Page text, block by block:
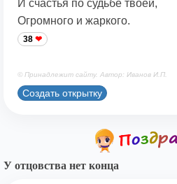
И счастья по судьбе твоей,
Огромного и жаркого.
38
© Принадлежит сайту. Автор: Иванов И.П.
Создать открытку
У отцовства нет конца